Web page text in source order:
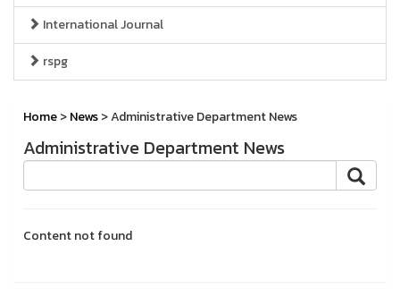
International Journal
rspg
Home>News> Administrative Department News
Administrative Department News
Content not found